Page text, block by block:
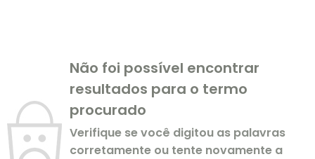
Não foi possível encontrar
resultados para o termo
procurado
Verifique se você digitou as palavras
corretamente ou tente novamente a